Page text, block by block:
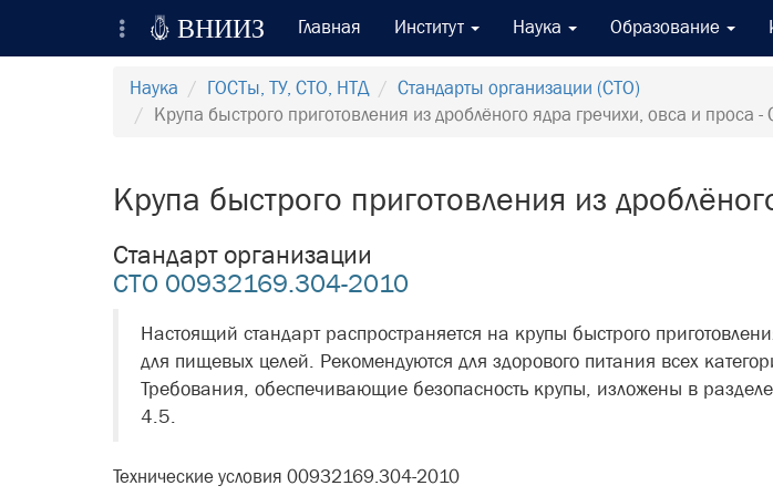
Всероссийский Научно-Исследовательский
Институт Зерна и продуктов его переработки
Вход на сайт
Отправить сообщение
 ВНИИЗ Главная Институт Наука Образование
Наука ГОСТы, ТУ, СТО, НТД
Стандарты организации (СТО)
Крупа быстрого приготовления из дроблёного ядра гречихи, овса и
Крупа быстрого приготовления из
Стандарт организации
CTO 00932169.304-2010
Настоящий стандарт распространяется на крупы быстрого
для пищевых целей. Рекомендуются для здорового питания всех
Требования, обеспечивающие безопасность крупы, изложены в
4.5.
Технические условия 00932169.304-2010